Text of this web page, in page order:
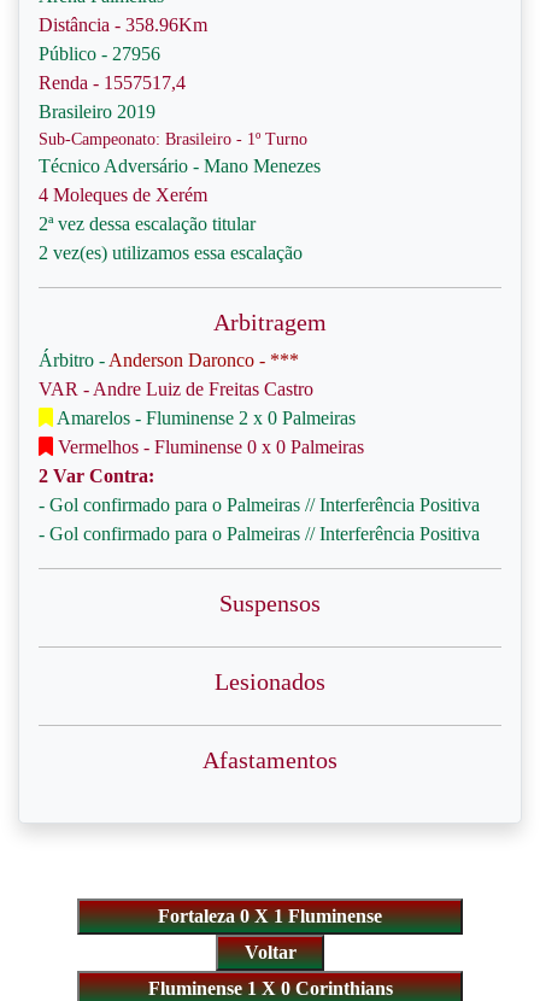
Distância - 358.96Km
Público - 27956
Renda - 1557517,4
Brasileiro 2019
Sub-Campeonato: Brasileiro - 1º Turno
Técnico Adversário - Mano Menezes
4 Moleques de Xerém
2ª vez dessa escalação titular
2 vez(es) utilizamos essa escalação
Arbitragem
Árbitro - Anderson Daronco - ***
VAR - Andre Luiz de Freitas Castro
Amarelos - Fluminense 2 x 0 Palmeiras
Vermelhos - Fluminense 0 x 0 Palmeiras
2 Var Contra:
- Gol confirmado para o Palmeiras // Interferência Positiva
- Gol confirmado para o Palmeiras // Interferência Positiva
Suspensos
Lesionados
Afastamentos